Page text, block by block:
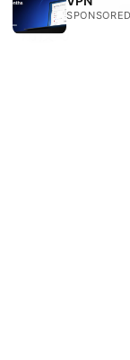
国外怎么访问
用技巧
SPONSORED